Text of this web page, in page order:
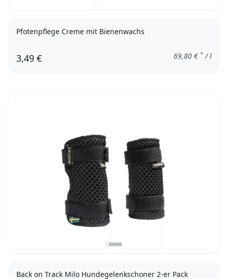
Pfotenpflege Creme mit Bienenwachs
3,49 € 69,80 € * / l
Back on Track Milo Hundegelenkschoner 2-er Pack